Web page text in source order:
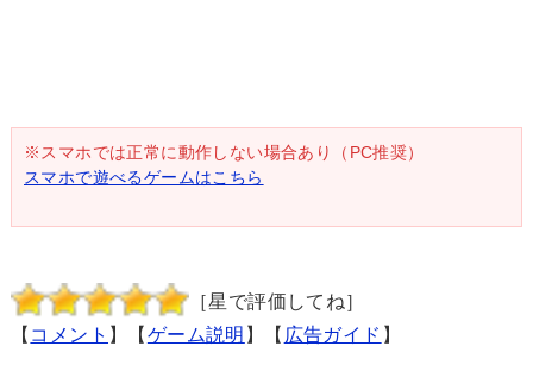
※スマホでは正常に動作しない場合あり（PC推奨）
スマホで遊べるゲームはこちら
［星で評価してね］
【 コメント 】【 ゲーム説明 】【 広告ガイド 】